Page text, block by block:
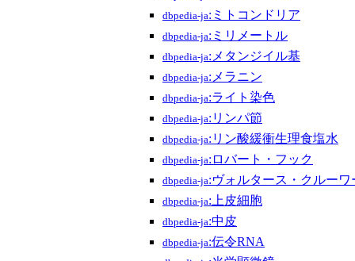
dbpedia-ja:ミトコンドリア
dbpedia-ja:ミリメートル
dbpedia-ja:メタンジイル基
dbpedia-ja:メラニン
dbpedia-ja:ライト染色
dbpedia-ja:リンパ節
dbpedia-ja:リン酸緩衝生理食塩水
dbpedia-ja:ロバート・フック
dbpedia-ja:ヴォルタース・クルーワ
dbpedia-ja:上皮細胞
dbpedia-ja:中皮
dbpedia-ja:伝令RNA